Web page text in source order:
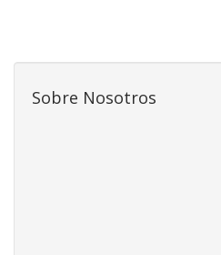
Sobre Nosotros